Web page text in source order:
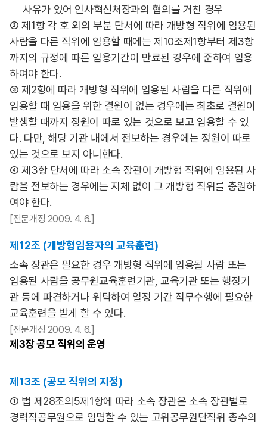
사유가 있어 인사혁신처장과의 협의를 거친 경우
② 제1항 각 호 외의 부분 단서에 따라 개방형 직위에 임용된
사람을 다른 직위에 임용할 때에는 제10조제1항부터 제3항
까지의 규정에 따른 임용기간이 만료된 경우에 준하여 임용
하여야 한다.
③ 제2항에 따라 개방형 직위에 임용된 사람을 다른 직위에
임용할 때 임용을 위한 결원이 없는 경우에는 최초로 결원이
발생할 때까지 정원이 따로 있는 것으로 보고 임용할 수 있
다. 다만, 해당 기관 내에서 전보하는 경우에는 정원이 따로
있는 것으로 보지 아니한다.
④ 제3항 단서에 따라 소속 장관이 개방형 직위에 임용된 사
람을 전보하는 경우에는 지체 없이 그 개방형 직위를 충원하
여야 한다.
[전문개정 2009. 4. 6.]
제12조 (개방형임용자의 교육훈련)
소속 장관은 필요한 경우 개방형 직위에 임용될 사람 또는
임용된 사람을 공무원교육훈련기관, 교육기관 또는 행정기
관 등에 파견하거나 위탁하여 일정 기간 직무수행에 필요한
교육훈련을 받게 할 수 있다.
[전문개정 2009. 4. 6.]
제3장공모 직위의 운영
제13조 (공모 직위의 지정)
① 법 제28조의5제1항에 따라 소속 장관은 소속 장관별로
경력직공무원으로 임명할 수 있는 고위공무원단직위 총수의